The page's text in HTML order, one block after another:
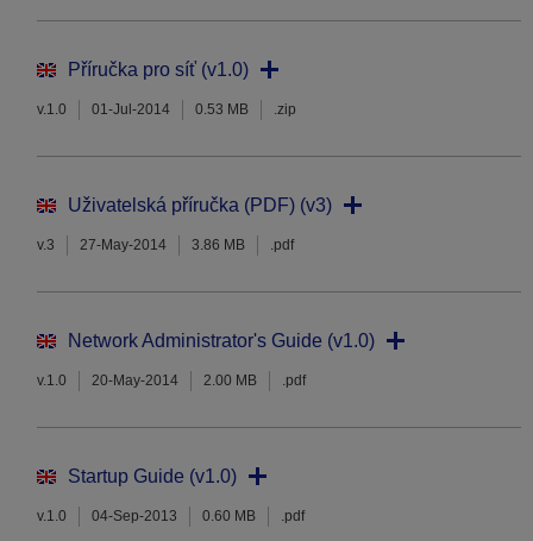
Příručka pro síť (v1.0)
v.1.0 01-Jul-2014 0.53 MB .zip
Uživatelská příručka (PDF) (v3)
v.3 27-May-2014 3.86 MB .pdf
Network Administrator's Guide (v1.0)
v.1.0 20-May-2014 2.00 MB .pdf
Startup Guide (v1.0)
v.1.0 04-Sep-2013 0.60 MB .pdf